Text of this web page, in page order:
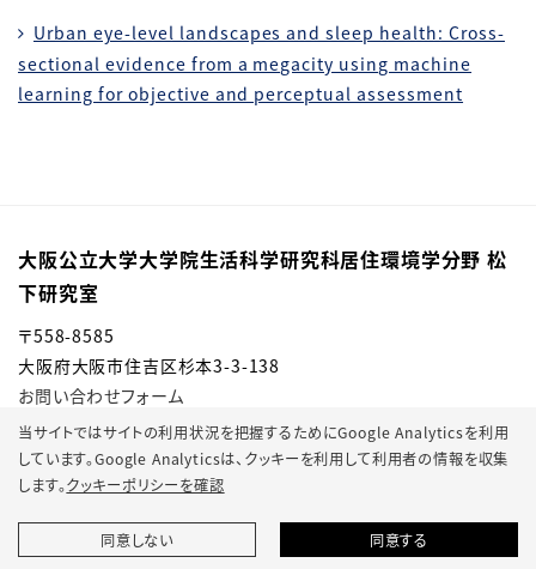
Urban eye-level landscapes and sleep health: Cross-
sectional evidence from a megacity using machine
learning for objective and perceptual assessment
当サイトではサイトの利用状況を把握するためにGoogle Analyticsを利用
しています。Google Analyticsは、 クッキーを利用して利用者の情報を収集
します。クッキーポリシーを確認
同意しない 同意する
大阪公立大学大学院生活科学研究科居住環境学分野 松
下研究室
〒558-8585
大阪府大阪市住吉区杉本3-3-138
お問い合わせフォーム
© 2022 Osaka Metropolitan University.